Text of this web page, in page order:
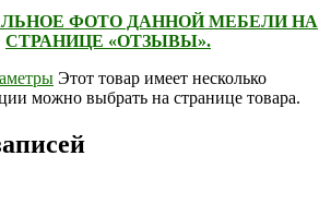
ФОТО ДАННОЙ МЕБЕЛИ НА
СТРАНИЦЕ «ОТЗЫВЫ».
Этот товар имеет несколько
можно выбрать на странице товара.